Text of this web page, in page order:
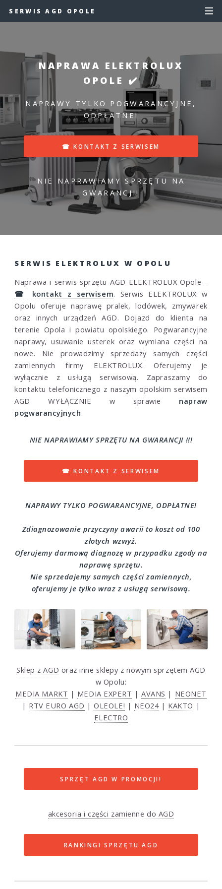
SERWIS AGD OPOLE
NAPRAWA ELEKTROLUX
OPOLE ✔️
NAPRAWY TYLKO POGWARANCYJNE,
ODPŁATNE!
☎ KONTAKT Z SERWISEM
NIE NAPRAWIAMY SPRZĘTU NA
GWARANCJI!
SERWIS ELEKTROLUX W OPOLU
Naprawa i serwis sprzętu AGD ELEKTROLUX Opole -
☎ kontakt z serwisem. Serwis ELEKTROLUX w
Opolu oferuje naprawę pralek, lodówek, zmywarek
oraz innych urządzeń AGD. Dojazd do klienta na
terenie Opola i powiatu opolskiego. Pogwarancyjne
naprawy, usuwanie usterek oraz wymiana części na
nowe. Nie prowadzimy sprzedaży samych części
zamiennych firmy ELEKTROLUX. Oferujemy je
wyłącznie z usługą serwisową. Zapraszamy do
kontaktu telefonicznego z naszym opolskim serwisem
AGD WYŁĄCZNIE w sprawie napraw
pogwarancyjnych.
NIE NAPRAWIAMY SPRZĘTU NA GWARANCJI !!!
☎ KONTAKT Z SERWISEM
NAPRAWY TYLKO POGWARANCYJNE, ODPŁATNE!
Zdiagnozowanie przyczyny awarii to koszt od 100
złotych wzwyż.
Oferujemy darmową diagnozę w przypadku zgody na
naprawę sprzętu.
Nie sprzedajemy samych części zamiennych,
oferujemy je tylko wraz z usługą serwisową.
Sklep z AGD oraz inne sklepy z nowym sprzętem AGD
w Opolu:
MEDIA MARKT | MEDIA EXPERT |AVANS | NEONET
| RTV EURO AGD |OLEOLE! | NEO24| KAKTO |
ELECTRO
SPRZĘT AGD W PROMOCJI!
akcesoria i części zamienne do AGD
RANKINGI SPRZĘTU AGD